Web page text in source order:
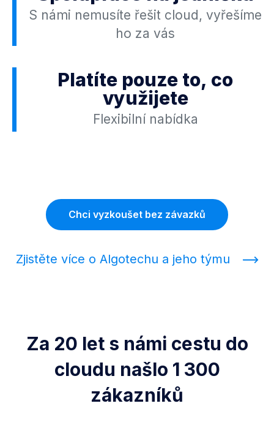
S námi nemusíte řešit cloud, vyřešíme
ho za vás
Platíte pouze to, co
využijete
Flexibilní nabídka
Chci vyzkoušet bez závazků
Zjistěte více o Algotechu a jeho týmu
Za 20 let s námi cestu do
cloudu našlo 1 300
zákazníků